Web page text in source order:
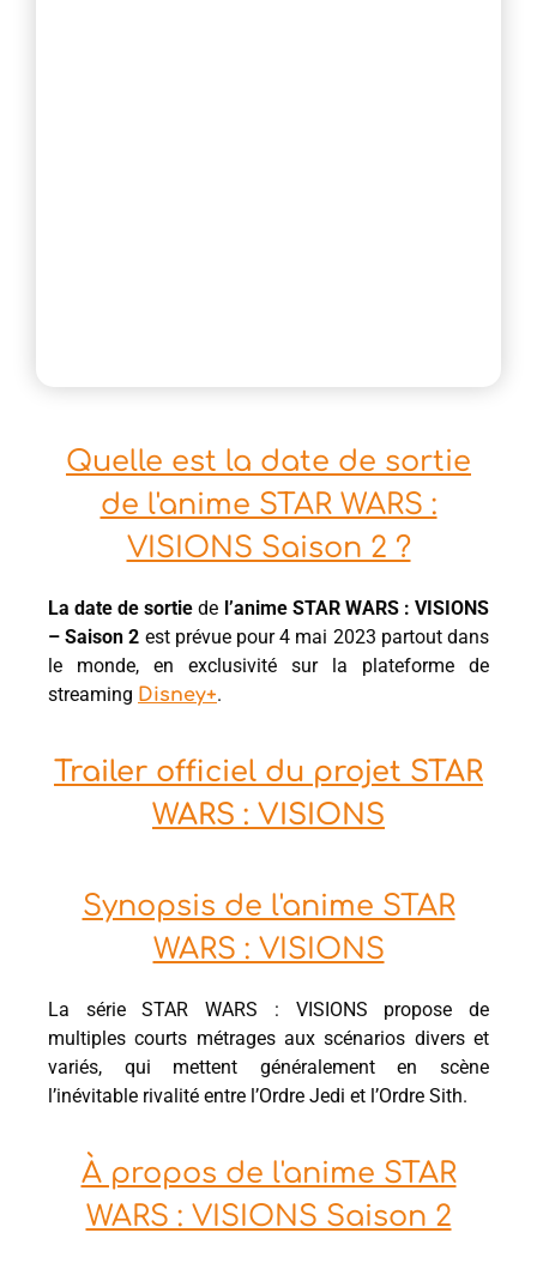
Quelle est la date de sortie
de l'anime STAR WARS :
VISIONS Saison 2 ?
La date de sortie de l’anime STAR WARS : VISIONS
– Saison 2 est prévue pour 4 mai 2023 partout dans
le monde, en exclusivité sur la plateforme de
streaming Disney+.
Trailer officiel du projet STAR
WARS : VISIONS
Synopsis de l'anime STAR
WARS : VISIONS
La série STAR WARS : VISIONS propose de
multiples courts métrages aux scénarios divers et
variés, qui mettent généralement en scène
l’inévitable rivalité entre l’Ordre Jedi et l’Ordre Sith.
À propos de l'anime STAR
WARS : VISIONS Saison 2